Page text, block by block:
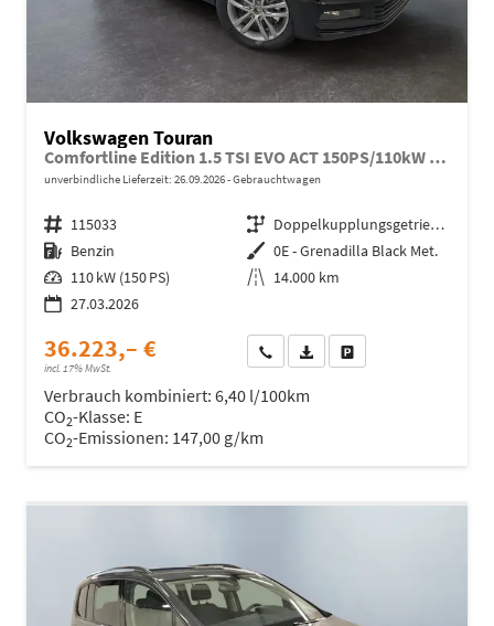
Volkswagen Touran
Comfortline Edition 1.5 TSI EVO ACT 150PS/110kW DSG7 2026 +AHK+TRAILER ASSIST+APP-Connect+RFK+17"ALU+SHZ
unverbindliche Lieferzeit: 26.09.2026 Gebrauchtwagen
Fahrzeugnr. 115033 Getriebe
Doppelkupplungsgetriebe (DSG)
Kraftstoff Benzin Außenfarbe 0E - Grenadilla Black Met.
Leistung 110 kW (150 PS) Kilometerstand 14.000 km
27.03.2026
36.223,– €
incl. 17% MwSt.
Wir rufen Sie anFahrzeugexposé (PDF)
Verbrauch kombiniert: 6,40 l/100km
CO2-Klasse: E
CO2-Emissionen: 147,00 g/km